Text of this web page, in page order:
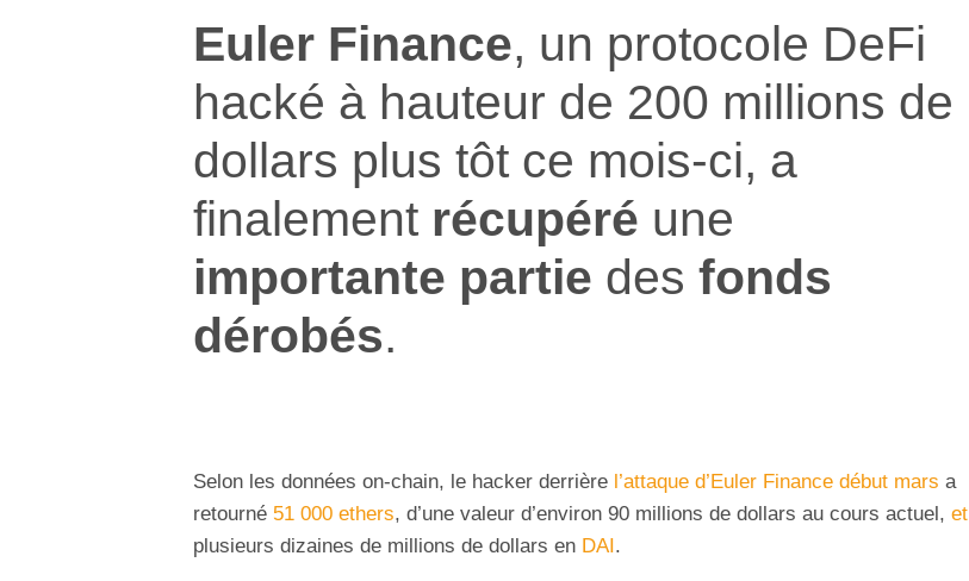
Euler Finance, un protocole DeFi
hacké à hauteur de 200 millions de
dollars plus tôt ce mois-ci, a
finalement récupéré une
importante partie des fonds
dérobés.
Selon les données on-chain, le hacker derrière l’attaque d’Euler Finance début mars a
retourné 51 000 ethers, d’une valeur d’environ 90 millions de dollars au cours actuel, et
plusieurs dizaines de millions de dollars en DAI.